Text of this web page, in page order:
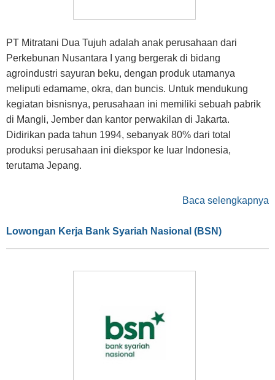
PT Mitratani Dua Tujuh adalah anak perusahaan dari
Perkebunan Nusantara I yang bergerak di bidang
agroindustri sayuran beku, dengan produk utamanya
meliputi edamame, okra, dan buncis. Untuk mendukung
kegiatan bisnisnya, perusahaan ini memiliki sebuah pabrik
di Mangli, Jember dan kantor perwakilan di Jakarta.
Didirikan pada tahun 1994, sebanyak 80% dari total
produksi perusahaan ini diekspor ke luar Indonesia,
terutama Jepang.
Baca selengkapnya
Lowongan Kerja Bank Syariah Nasional (BSN)